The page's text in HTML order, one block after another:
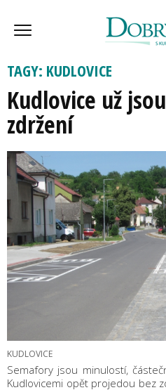
TAGY: KUDLOVICE
Kudlovice už
zdržení
KUDLOVICE
Semafory jsou minulostí,
Kudlovicemi opět projedou bez